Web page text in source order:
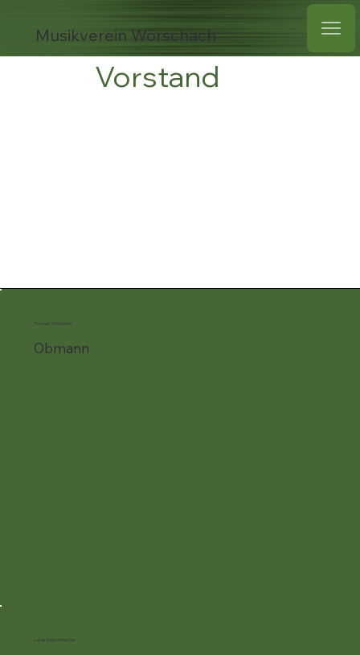
Musikverein Wörschach
Vorstand
Thomas Schachner
Obmann
Lukas Kerschbaumer